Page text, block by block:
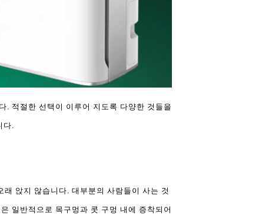
. 적절한 선택이 이루어 지도록 다양한 것들을
다.
앉지 않습니다. 대부분의 사람들이 사는 것
일반적으로 목구멍과 콧 구멍 내에 증착되어